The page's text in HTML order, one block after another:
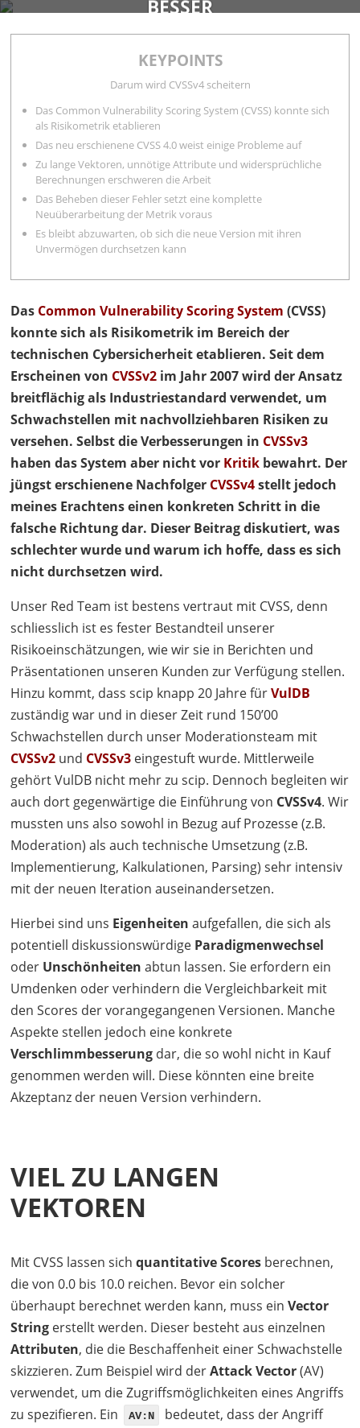
BESSER
Marc Ruef
14. März 2024
KEYPOINTS
Darum wird CVSSv4 scheitern
Das Common Vulnerability Scoring System (CVSS) konnte sich
als Risikometrik etablieren
Das neu erschienene CVSS 4.0 weist einige Probleme auf
Zu lange Vektoren, unnötige Attribute und widersprüchliche
Berechnungen erschweren die Arbeit
Das Beheben dieser Fehler setzt eine komplette
Neuüberarbeitung der Metrik voraus
Es bleibt abzuwarten, ob sich die neue Version mit ihren
Unvermögen durchsetzen kann
Das Common Vulnerability Scoring System (CVSS)
konnte sich als Risikometrik im Bereich der
technischen Cybersicherheit etablieren. Seit dem
Erscheinen von CVSSv2 im Jahr 2007 wird der Ansatz
breitflächig als Industriestandard verwendet, um
Schwachstellen mit nachvollziehbaren Risiken zu
versehen. Selbst die Verbesserungen in CVSSv3
haben das System aber nicht vor Kritik bewahrt. Der
jüngst erschienene Nachfolger CVSSv4stellt jedoch
meines Erachtens einen konkreten Schritt in die
falsche Richtung dar. Dieser Beitrag diskutiert, was
schlechter wurde und warum ich hoffe, dass es sich
nicht durchsetzen wird.
Unser Red Team ist bestens vertraut mit CVSS, denn
schliesslich ist es fester Bestandteil unserer
Risikoeinschätzungen, wie wir sie in Berichten und
Präsentationen unseren Kunden zur Verfügung stellen.
Hinzu kommt, dass scip knapp 20 Jahre fürVulDB
zuständig war und in dieser Zeit rund 150’00
Schwachstellen durch unser Moderationsteam mit
CVSSv2 und CVSSv3 eingestuft wurde. Mittlerweile
gehört VulDB nicht mehr zu scip. Dennoch begleiten wir
auch dort gegenwärtige die Einführung von CVSSv4. Wir
mussten uns also sowohl in Bezug auf Prozesse (z.B.
Moderation) als auch technische Umsetzung (z.B.
Implementierung, Kalkulationen, Parsing) sehr intensiv
mit der neuen Iteration auseinandersetzen.
Hierbei sind uns Eigenheiten aufgefallen, die sich als
potentiell diskussionswürdige Paradigmenwechsel
oder Unschönheiten abtun lassen. Sie erfordern ein
Umdenken oder verhindern die Vergleichbarkeit mit
den Scores der vorangegangenen Versionen. Manche
Aspekte stellen jedoch eine konkrete
Verschlimmbesserung dar, die so wohl nicht in Kauf
genommen werden will. Diese könnten eine breite
Akzeptanz der neuen Version verhindern.
VIEL ZU LANGEN
VEKTOREN
Mit CVSS lassen sichquantitative Scores berechnen,
die von 0.0 bis 10.0 reichen. Bevor ein solcher
überhaupt berechnet werden kann, muss einVector
String erstellt werden. Dieser besteht aus einzelnen
Attributen, die die Beschaffenheit einer Schwachstelle
skizzieren. Zum Beispiel wird derAttack Vector(AV)
verwendet, um die Zugriffsmöglichkeiten eines Angriffs
zu spezifieren. Ein
AV:N
bedeutet, dass der Angriff